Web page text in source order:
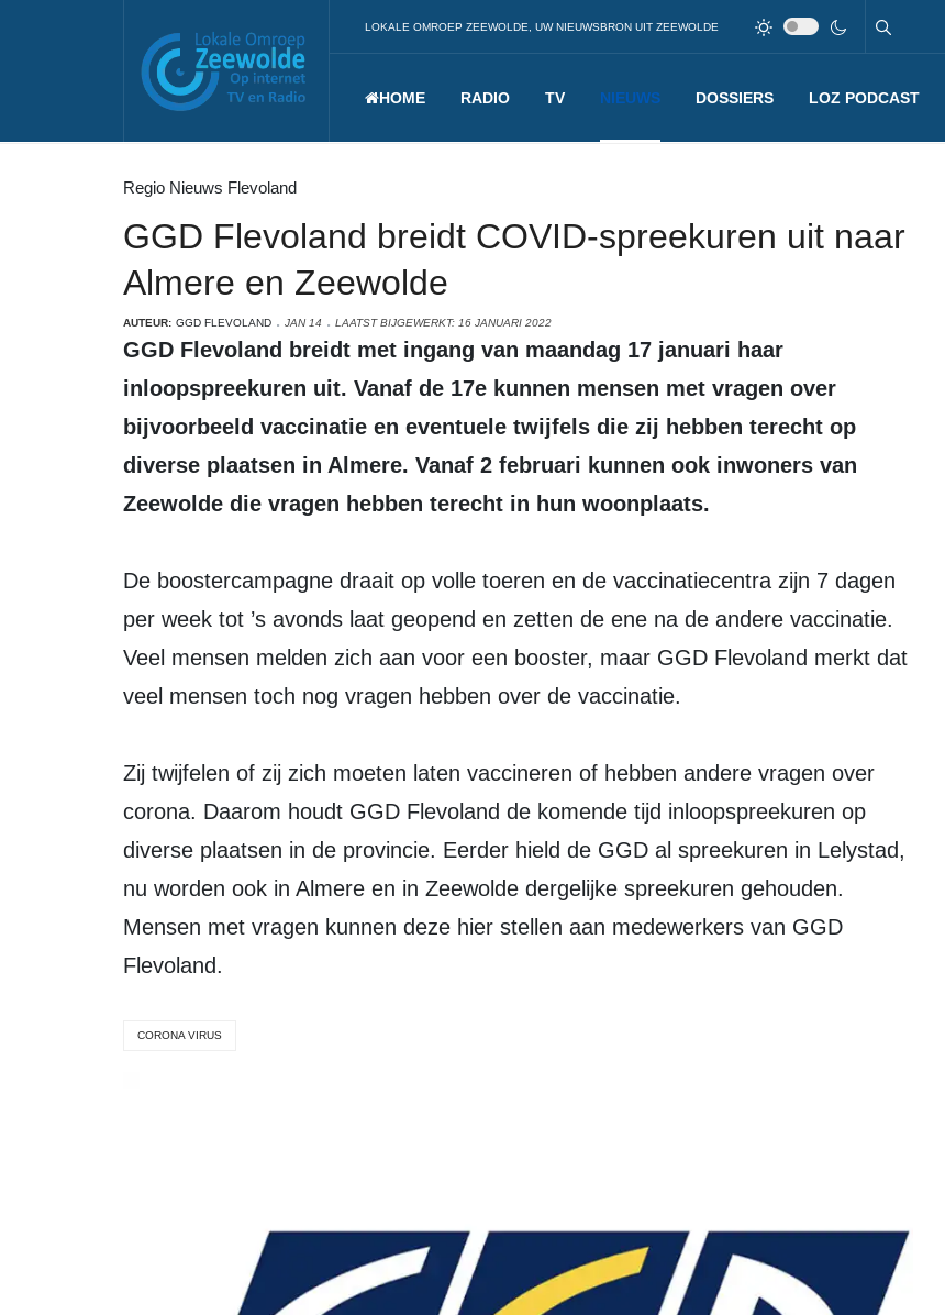
LOKALE OMROEP ZEEWOLDE, UW NIEUWSBRON UIT ZEEWOLDE
HOME RADIO TV NIEUWS DOSSIERS LOZ PODCAST
Regio Nieuws Flevoland
GGD Flevoland breidt COVID-spreekuren uit naar
Almere en Zeewolde
AUTEUR: GGD FLEVOLAND JAN 14 LAATST BIJGEWERKT: 16 JANUARI 2022
GGD Flevoland breidt met ingang van maandag 17 januari haar
inloopspreekuren uit. Vanaf de 17e kunnen mensen met vragen over
bijvoorbeeld vaccinatie en eventuele twijfels die zij hebben terecht op
diverse plaatsen in Almere. Vanaf 2 februari kunnen ook inwoners van
Zeewolde die vragen hebben terecht in hun woonplaats.
De boostercampagne draait op volle toeren en de vaccinatiecentra zijn 7 dagen
per week tot ’s avonds laat geopend en zetten de ene na de andere vaccinatie.
Veel mensen melden zich aan voor een booster, maar GGD Flevoland merkt dat
veel mensen toch nog vragen hebben over de vaccinatie.
Zij twijfelen of zij zich moeten laten vaccineren of hebben andere vragen over
corona. Daarom houdt GGD Flevoland de komende tijd inloopspreekuren op
diverse plaatsen in de provincie. Eerder hield de GGD al spreekuren in Lelystad,
nu worden ook in Almere en in Zeewolde dergelijke spreekuren gehouden.
Mensen met vragen kunnen deze hier stellen aan medewerkers van GGD
Flevoland.
CORONA VIRUS